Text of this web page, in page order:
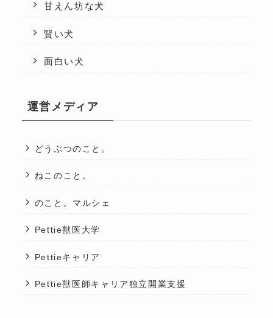
甘えん坊な犬
賢い犬
面白い犬
運営メディア
どうぶつのこと。
ねこのこと。
のこと。マルシェ
Pettie獣医大学
Pettieキャリア
Pettie獣医師キャリア独立開業支援